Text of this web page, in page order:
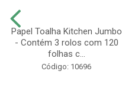
Papel Toalha Kitchen Jumbo
- Contém 3 rolos com 120
folhas c...
Código: 10696